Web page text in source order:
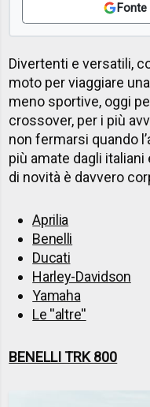
Divertenti e versatili,
moto per viaggiare
meno sportive, oggi
crossover, per i più
non fermarsi quando
più amate dagli
di novità è davvero
Aprilia
Benelli
Ducati
Harley-Davidson
Yamaha
Le ''altre''
BENELLI TRK 800